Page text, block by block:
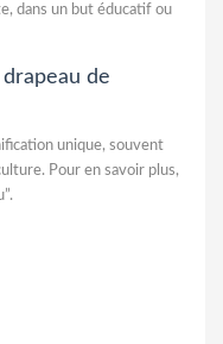
dans un but éducatif ou
de
unique, souvent
Pour en savoir plus,